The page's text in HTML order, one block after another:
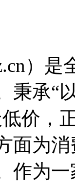
）是
秉承“
价，
面为
作为